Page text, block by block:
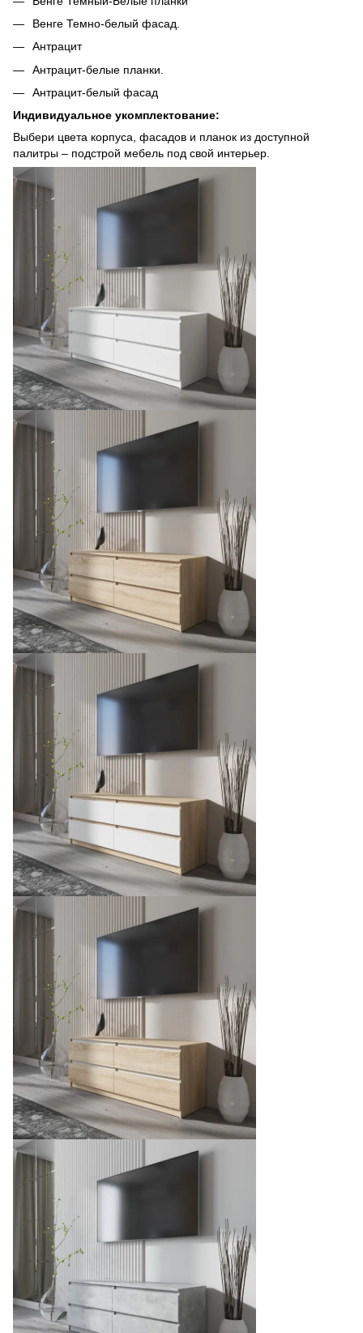
Венге Темно-белый фасад.
Антрацит
Антрацит-белые планки.
Антрацит-белый фасад
Индивидуальное укомплектование:
Выбери цвета корпуса, фасадов и планок из доступной
палитры – подстрой мебель под свой интерьер.